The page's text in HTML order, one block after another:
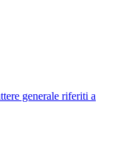
generale riferiti a